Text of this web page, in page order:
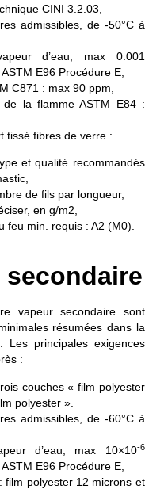
CINI 3.2.03,
admissibles, de -50°C à
d’eau, max 0.001
E96 Procédure E,
C871 : max 90 ppm,
de la flamme ASTM E84 :
tissé fibres de verre :
et qualité recommandés
de fils par longueur,
en g/m2,
feu min. requis : A2 (M0).
secondaire
vapeur secondaire sont
résumées dans la
Les principales exigences
:
couches « film polyester
polyester ».
admissibles, de -60°C à
d’eau, max 10×10-6
E96 Procédure E,
film polyester 12 microns et